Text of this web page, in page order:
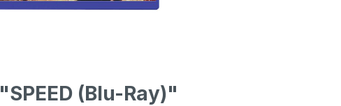
(Blu-Ray)"